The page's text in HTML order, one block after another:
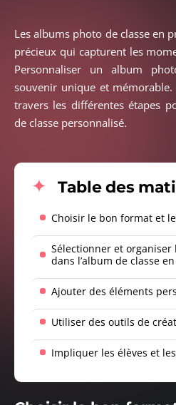
Les albums photo de classe en
précieux qui capturent les
Personnaliser un album
souvenir unique et
travers les différentes étapes
de classe personnalisé.
Table des
Choisir le bon format et
Sélectionner et
dans l’album de classe
Ajouter des éléments
Utiliser des outils de
Impliquer les élèves et